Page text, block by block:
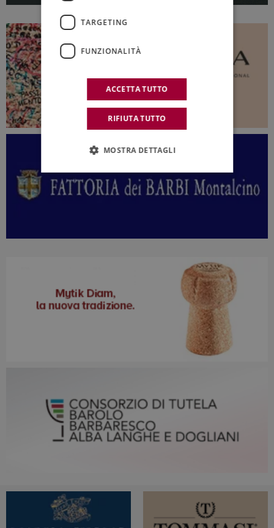
TARGETING
FUNZIONALITÀ
ACCETTA TUTTO
RIFIUTA TUTTO
MOSTRA DETTAGLI